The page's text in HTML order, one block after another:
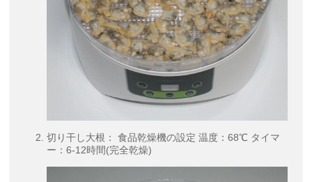
切り干し大根： 食品乾燥機の設定 温度：68℃ タイマ
ー：6-12時間(完全乾燥)